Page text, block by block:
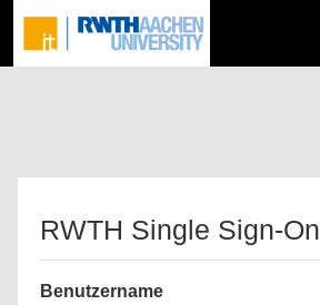
RWTH Single Sign-On
Benutzername